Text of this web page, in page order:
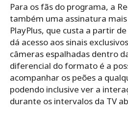
Para os fãs do programa, a
também uma assinatura
PlayPlus, que custa a partir
dá acesso aos sinais
câmeras espalhadas dentro
diferencial do formato é a
acompanhar os peões a
podendo inclusive ver a
durante os intervalos da TV